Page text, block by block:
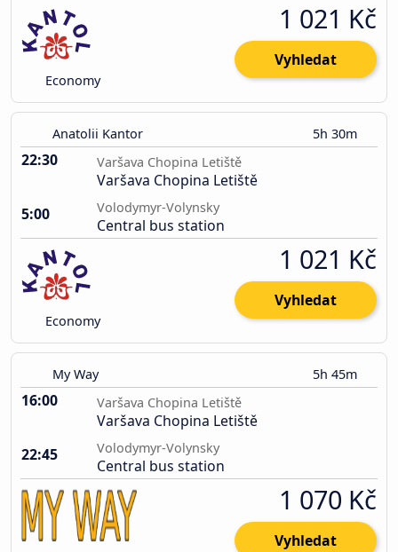
Economy
1 021 Kč
Vyhledat
Anatolii Kantor 5h 30m
22:30 Varšava Chopina Letiště
Varšava Chopina Letiště
5:00
Volodymyr-Volynsky
Central bus station
Economy
1 021 Kč
Vyhledat
My Way 5h 45m
16:00 Varšava Chopina Letiště
Varšava Chopina Letiště
22:45
Volodymyr-Volynsky
Central bus station
1 070 Kč
Vyhledat